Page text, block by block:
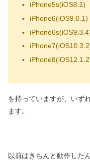
iPhone5s(iOS8.1)
iPhone6(iOS9.0.1)
を持っていますが、いず
ます。
以前はきちんと動作した